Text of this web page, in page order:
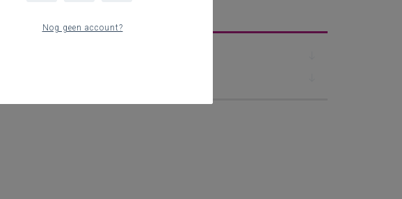
Nog geen account?